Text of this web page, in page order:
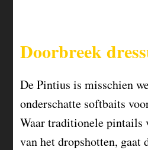
Doorbreek
De Pintius is misschien
onderschatte softbaits
Waar traditionele pintails
van het dropshotten, gaat